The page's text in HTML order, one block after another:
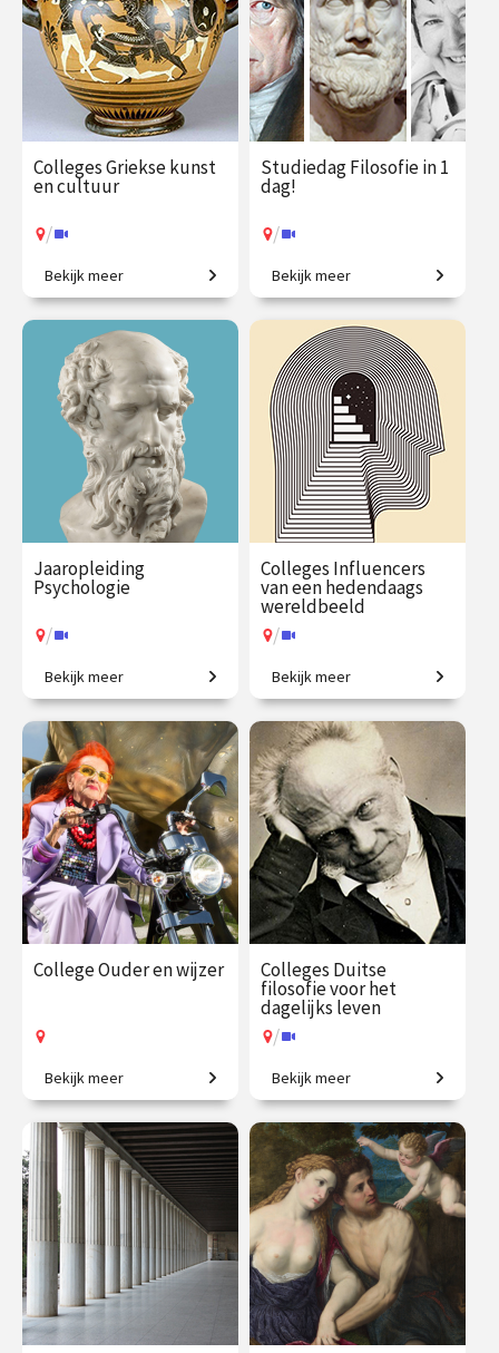
/ Op locatie of online
Op locatie
Colleges Griekse kunst
en cultuur
/
Ontdek de wereld van de
oude Grieken.
€ 217.00
vanaf 21
sep.
Op locatie of online
Bekijk meer
Studiedag Filosofie in 1
dag!
/
In één dag filosoof worden?
€ 65.00 / €
90.00
vanaf 9
sep.
/ Op locatie of online
Bekijk meer
Jaaropleiding
Psychologie
/
Een introductie naar het
menselijk zijn
€ 1225.00
vanaf 29
sep.
/ Op locatie of online
Bekijk meer
Colleges Influencers
van een hedendaags
wereldbeeld
/
Wie bepaalt hoe wij naar de
wereld kijken?
€ 345.00
vanaf 28
sep.
/ Op locatie of online
Bekijk meer
College Ouder en wijzer
Van Cicero tot De Beauvoir:
denken over ouderdom.
€ 35.00
vanaf 9
sep.
Op locatie
Bekijk meer
Colleges Duitse
filosofie voor het
dagelijks leven
/
Van Verlichting tot de 20e
eeuw.
€ 195.00
vanaf 21
sep.
Op locatie of online
Bekijk meer